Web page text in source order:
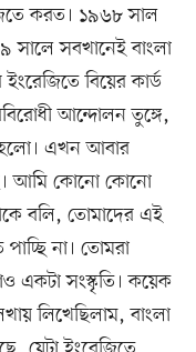
করত। ১৯৬৮ সাল
সালে সবখানেই বাংলা
বিয়ের কার্ড
আন্দোলন তুঙ্গে,
এখন আবার
আমি কোনো কোনো
বলি, তোমাদের এই
না। তোমরা
একটা সংস্কৃতি। কয়েক
লিখেছিলাম, বাংলা